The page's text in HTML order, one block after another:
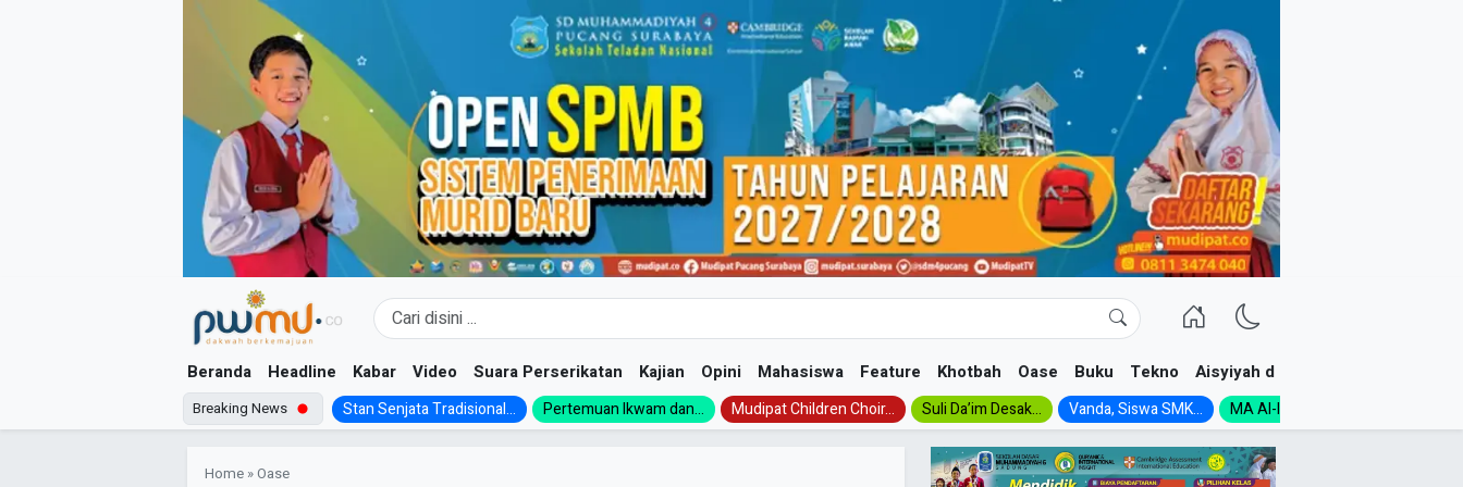
Beranda Headline Kabar Video Suara Perserikatan Kajian Opini Mahasiswa Feature Khotbah Oase Buku Tekno Aisyiyah dan NA
Breaking News Stan Senjata Tradisional... Pertemuan Ikwam dan... Mudipat Children Choir... Suli Da’im Desak... Vanda, Siswa SMK... MA Al-Ishlah Gelar...
Home »Oase